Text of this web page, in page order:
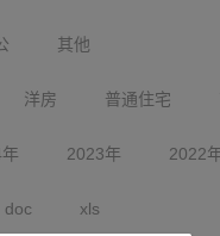
其他
洋房 普通住宅
2023年 2022
doc xls